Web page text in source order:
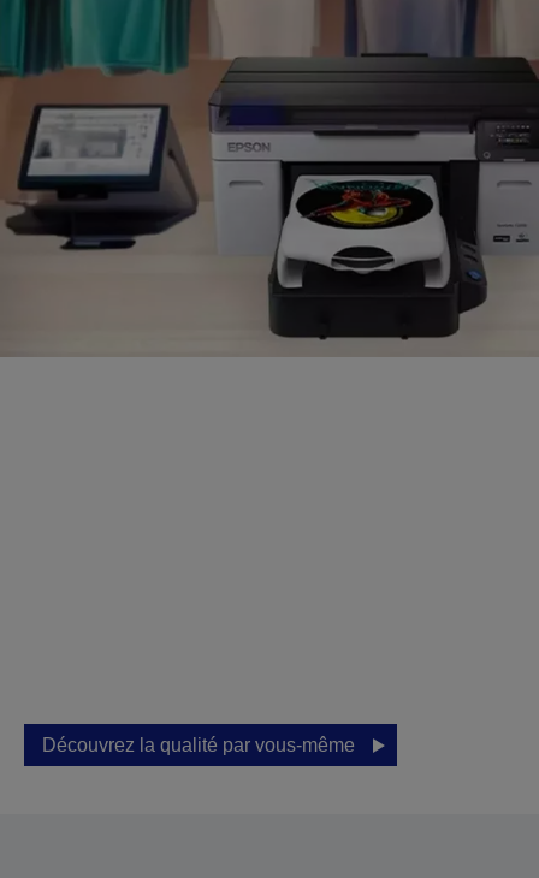
Découvrez la qualité par vous-même